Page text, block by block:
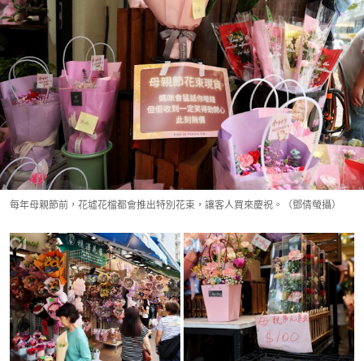
每年母親節前，花墟花檔都會推出特別花束，讓客人買來慶祝。（鄧倩螢攝）